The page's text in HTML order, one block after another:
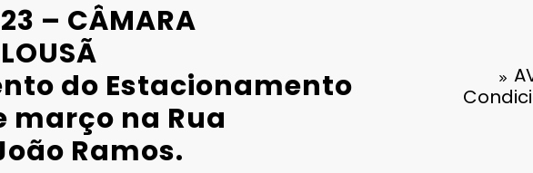
– CÂMARA
do Estacionamento
março na Rua
Ramos.